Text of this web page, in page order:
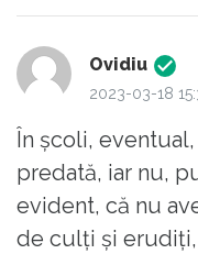
Ovidiu
2023-03-18
În școli,
predată, iar nu,
evident, că nu
de culți și erudiți,